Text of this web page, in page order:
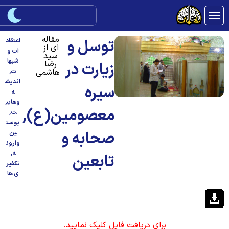
توسل و
زیارت در
سیره
معصومین(ع),
صحابه و
تابعین
مقاله
ای از
سيد
رضا
هاشمی
اعتقاد
ات و
شبها
اندیش
وهابی
,
پوست
ین
وارون
تکفیر
ی ها
برای دریافت فایل کلیک نمایید.